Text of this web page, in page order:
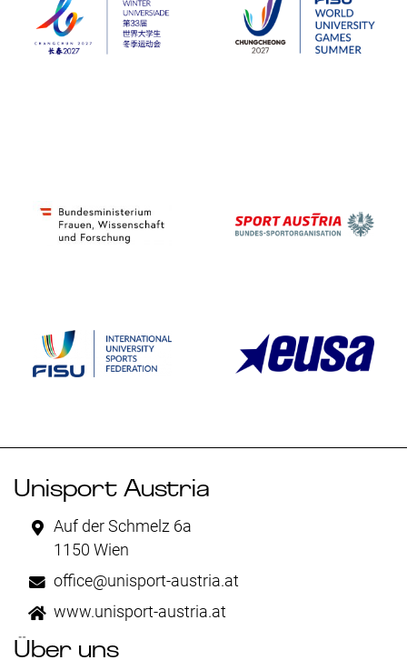
Unisport Austria
Auf der Schmelz 6a
1150 Wien
office@unisport-austria.at
www.unisport-austria.at
Über uns